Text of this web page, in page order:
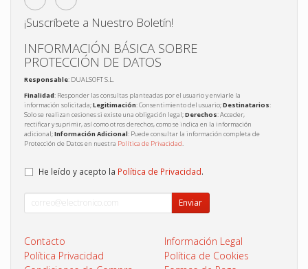
¡Suscríbete a Nuestro Boletín!
INFORMACIÓN BÁSICA SOBRE
PROTECCIÓN DE DATOS
Responsable: DUALSOFT S.L.
Finalidad: Responder las consultas planteadas por el usuario y enviarle la
información solicitada;Legitimación: Consentimiento del usuario;Destinatarios:
Solo se realizan cesiones si existe una obligación legal;Derechos: Acceder,
rectificar y suprimir, así como otros derechos, como se indica en la información
adicional;Información Adicional: Puede consultar la información completa de
Protección de Datos en nuestra Política de Privacidad.
He leído y acepto la Política de Privacidad.
Enviar
Contacto
Información Legal
Política Privacidad
Política de Cookies